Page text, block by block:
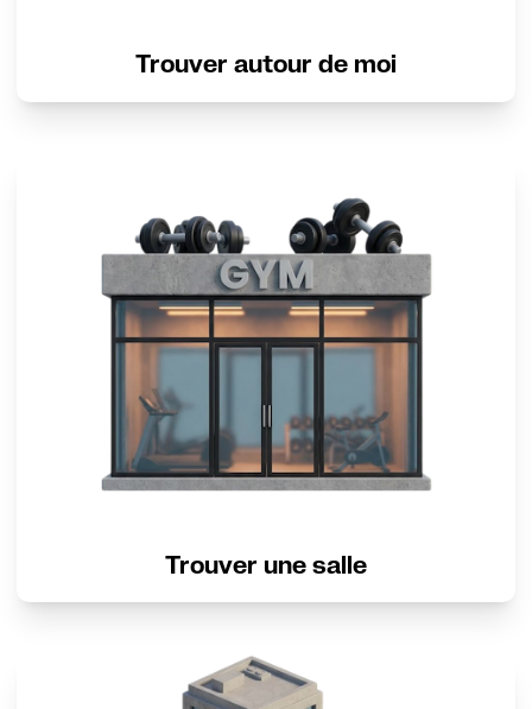
Trouver autour de moi
Trouver une salle